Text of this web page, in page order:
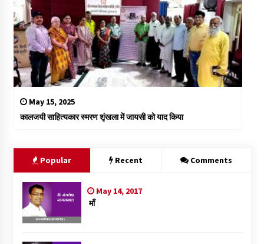
May 15, 2025
कालजयी साहित्यकार स्मरण शृंखला में जायसी को याद किया
Popular Recent Comments
May 14, 2017
माँ